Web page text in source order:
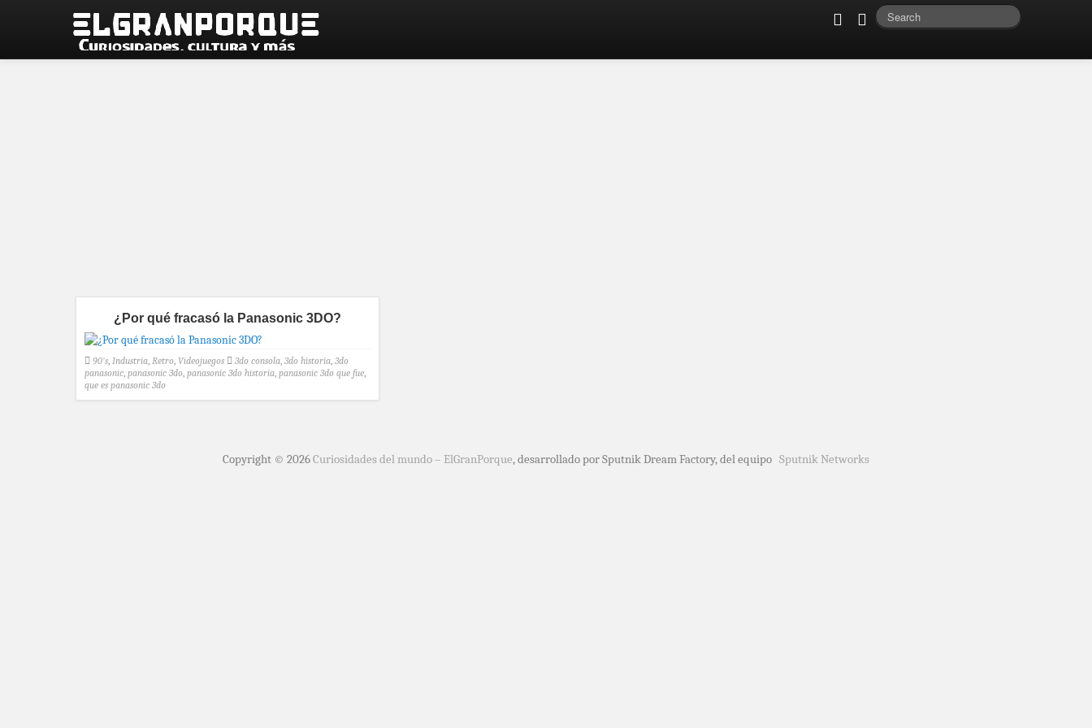
¿Por qué fracasó la Panasonic 3DO?
90's, Industria, Retro, Videojuegos 3do consola, 3do historia, 3do
panasonic, panasonic 3do, panasonic 3do historia, panasonic 3do que fue,
que es panasonic 3do
Copyright © 2026Curiosidades del mundo – ElGranPorque, desarrollado por Sputnik Dream Factory, del equipo Sputnik Networks